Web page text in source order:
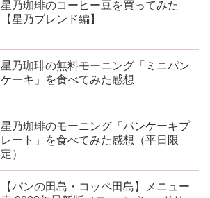
星乃珈琲のコーヒー豆を買ってみた
【星乃ブレンド編】
星乃珈琲の無料モーニング「ミニパン
ケーキ」を食べてみた感想
星乃珈琲のモーニング「パンケーキプ
レート」を食べてみた感想（平日限
定）
【パンの田島・コッペ田島】メニュー